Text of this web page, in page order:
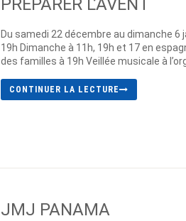
PREPARER L’AVENT
Du samedi 22 décembre au dimanche
19h Dimanche à 11h, 19h et 17 en
des familles à 19h Veillée musicale à
CONTINUER LA LECTURE
JMJ PANAMA